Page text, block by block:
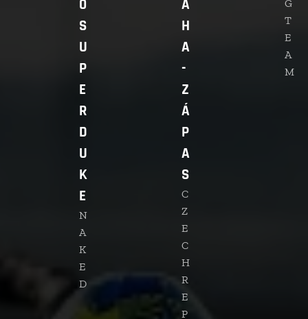
0
S
U
P
E
R
D
U
K
E
N
A
K
E
D
A
H
A
-
Z
Á
P
A
S
C
Z
E
C
H
R
E
P
G
T
E
A
M